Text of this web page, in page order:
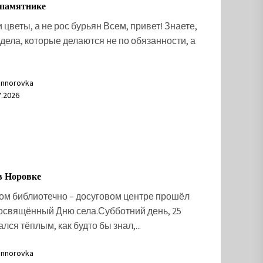
цветы, а не рос бурьян Всем, привет! Знаете,
которые делаются не по обязанности, а
Норовке
библиотечно – досуговом центре прошёл
Дню села.Субботний день, 25
тёплым, как будто бы знал,...